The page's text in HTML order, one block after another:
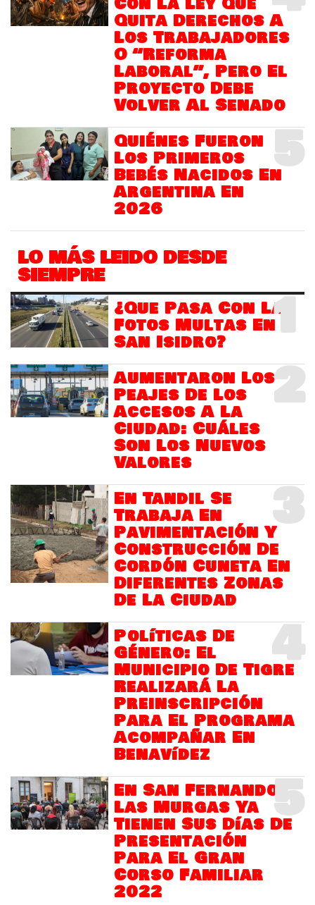
Quita Derechos A
Los Trabajadores
O “Reforma
Laboral”, Pero El
Proyecto Debe
Volver Al Senado
5
Quiénes Fueron
Los Primeros
Bebés Nacidos En
Argentina En
2026
LO MÁS LEIDO DESDE
SIEMPRE
1
¿Que Pasa Con Las
Fotos Multas En
San Isidro?
2
Aumentaron Los
Peajes De Los
Accesos A La
Ciudad: Cuáles
Son Los Nuevos
Valores
3
En Tandil Se
Trabaja En
Pavimentación Y
Construcción De
Cordón Cuneta En
Diferentes Zonas
De La Ciudad
4
Políticas De
Género: El
Municipio De Tigre
Realizará La
Preinscripción
Para El Programa
Acompañar En
Benavídez
5
En San Fernando
Las Murgas Ya
Tienen Sus Días De
Presentación
Para El Gran
Corso Familiar
2022